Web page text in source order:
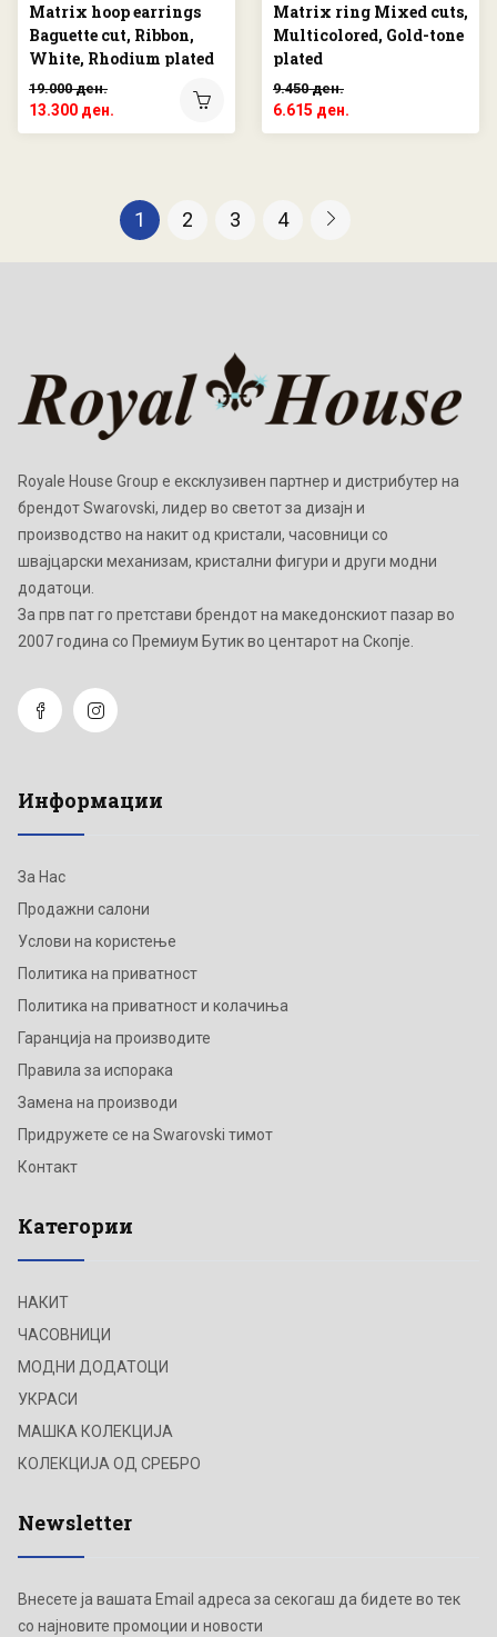
Matrix hoop earrings
Baguette cut, Ribbon,
White, Rhodium plated
19.000 ден.
13.300 ден.
Matrix ring Mixed cuts,
Multicolored, Gold-tone
plated
9.450 ден.
6.615 ден.
1 2 3 4
Royale House Group е ексклузивен партнер и дистрибутер на
брендот Swarovski, лидер во светот за дизајн и
производство на накит од кристали, часовници со
швајцарски механизам, кристални фигури и други модни
додатоци.
Зa прв пат го претстави брендот на македонскиот пазар во
2007 година со Премиум Бутик во центарот на Скопје.
Информации
За Нас
Продажни салони
Услови на користење
Политика на приватност
Политика на приватност и колачиња
Гаранција на производите
Правила за испорака
Замена на производи
Придружете се на Swarovski тимот
Контакт
Категории
НАКИТ
ЧАСОВНИЦИ
МОДНИ ДОДАТОЦИ
УКРАСИ
МАШКА КОЛЕКЦИЈА
КОЛЕКЦИЈА ОД СРЕБРО
Newsletter
Внесете ја вашата Email адреса за секогаш да бидете во тек
со најновите промоции и новости